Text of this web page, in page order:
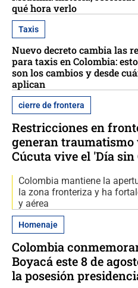
qué hora verlo
Taxis
Nuevo decreto cambia las
para taxis en Colombia:
son los cambios y desde
aplican
cierre de frontera
Restricciones en
generan
Cúcuta vive el 'Día
Colombia mantiene la
la zona fronteriza y ha
y aérea
Homenaje
Colombia
Boyacá este 8 de
la posesión